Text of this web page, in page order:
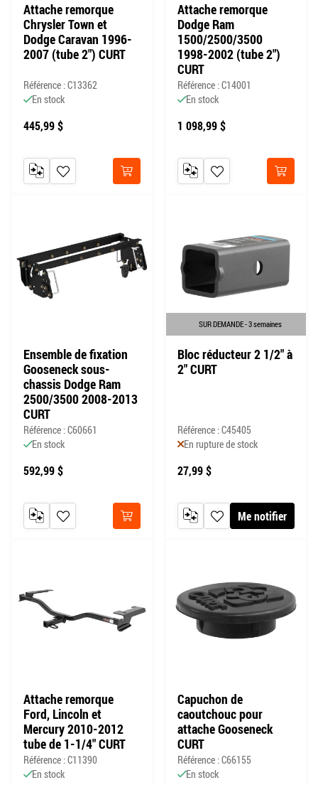
Attache remorque
Chrysler Town et
Dodge Caravan 1996-
2007 (tube 2") CURT
Référence : C13362
En stock
445,99 $
Acheter
AJOUTER À MA LISTE DE SOUHAITS
AJOUTER AU COMPARATEUR
Attache remorque
Dodge Ram
1500/2500/3500
1998-2002 (tube 2")
CURT
Référence : C14001
En stock
1 098,99 $
Acheter
AJOUTER À MA LISTE DE
AJOUTER AU COMPARATEUR
Ensemble de fixation
Gooseneck sous-
chassis Dodge Ram
2500/3500 2008-2013
CURT
Référence : C60661
En stock
592,99 $
Acheter
AJOUTER À MA LISTE DE SOUHAITS
AJOUTER AU COMPARATEUR
SUR DEMANDE - 3 semaines
Bloc réducteur 2 1/2" à
2" CURT
Référence : C45405
En rupture de stock
27,99 $
Me notifier
AJOUTER À MA LISTE DE
AJOUTER AU COMPARATEUR
Attache remorque
Ford, Lincoln et
Mercury 2010-2012
tube de 1-1/4" CURT
Référence : C11390
En stock
Capuchon de
caoutchouc pour
attache Gooseneck
CURT
Référence : C66155
En stock